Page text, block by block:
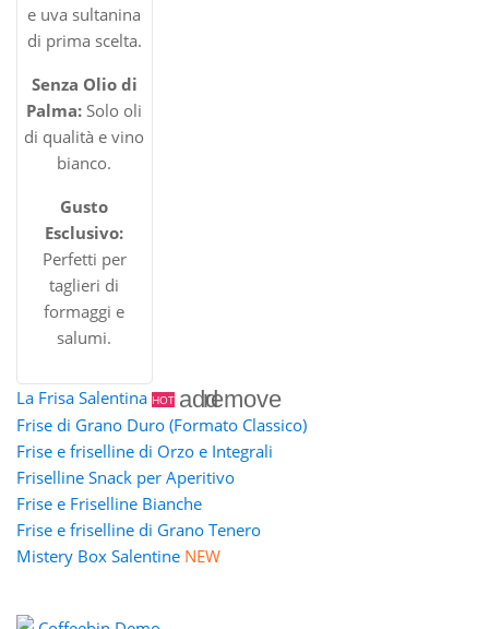
e uva sultanina
di prima scelta.
Senza Olio di
Palma: Solo oli
di qualità e vino
bianco.
Gusto
Esclusivo:
Perfetti per
taglieri di
formaggi e
salumi.
La Frisa Salentina HOT addremove
Frise di Grano Duro (Formato Classico)
Frise e friselline di Orzo e Integrali
Friselline Snack per Aperitivo
Frise e Friselline Bianche
Frise e friselline di Grano Tenero
Mistery Box Salentine NEW